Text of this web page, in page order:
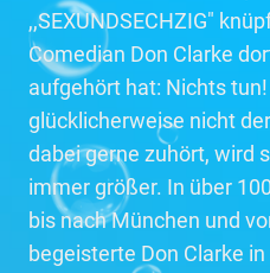
,,SEXUNDSECHZIG"
Comedian Don Clarke
aufgehört hat: Nichts
glücklicherweise nicht
dabei gerne zuhört, wird
immer größer. In über
bis nach München und
begeisterte Don Clarke